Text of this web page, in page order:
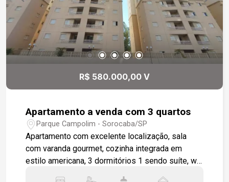
R$ 580.000,00 V
Apartamento a venda com 3 quartos
Parque Campolim - Sorocaba/SP
Apartamento com excelente localização, sala
com varanda gourmet, cozinha integrada em
estilo americana, 3 dormitórios 1 sendo suíte, wc